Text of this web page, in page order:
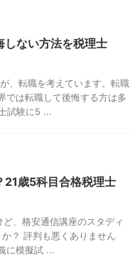
しない方法を税理士
、転職を考えています。転職
では転職して後悔する方は多
試験に5 ...
21歳5科目合格税理士
、格安通信講座のスタディ
？ 評判も悪くありません
に模擬試 ...